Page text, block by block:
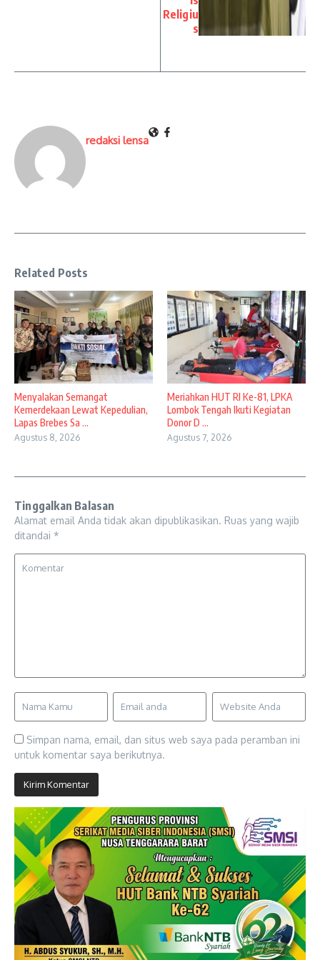
Religiu
s
redaksi lensa
Related Posts
Menyalakan Semangat
Kemerdekaan Lewat Kepedulian,
Lapas Brebes Sa ...
Agustus 8, 2026
Meriahkan HUT RI Ke-81, LPKA
Lombok Tengah Ikuti Kegiatan
Donor D ...
Agustus 7, 2026
Tinggalkan Balasan
Alamat email Anda tidak akan dipublikasikan. Ruas yang wajib
ditandai *
Simpan nama, email, dan situs web saya pada peramban ini
untuk komentar saya berikutnya.